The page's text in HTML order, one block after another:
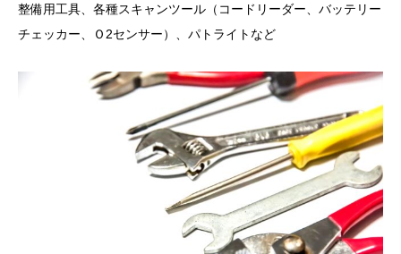
整備用工具、各種スキャンツール（コードリーダー、バッテリー
チェッカー、Ｏ2センサー）、パトライトなど